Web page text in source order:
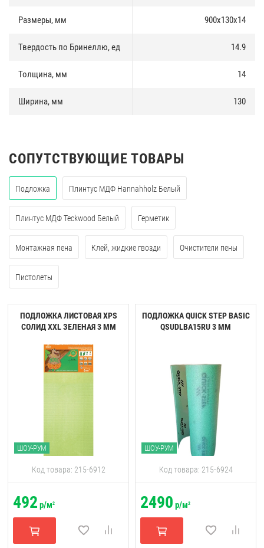
Размеры, мм 900х130х14
Твердость по Бринеллю, ед 14.9
Толщина, мм 14
Ширина, мм 130
СОПУТСТВУЮЩИЕ ТОВАРЫ
Подложка Плинтус МДФ Hannahholz Белый
Плинтус МДФ Teckwood Белый Герметик
Монтажная пена Клей, жидкие гвозди Очистители пены
Пистолеты
ПОДЛОЖКА ЛИСТОВАЯ XPS
СОЛИД XXL ЗЕЛЕНАЯ 3 ММ
ШОУ-РУМ
Код товара: 215-6912
492 р/м2
ПОДЛОЖКА QUICK STEP BASIC
QSUDLBA15RU 3 ММ
ШОУ-РУМ
Код товара: 215-6924
2490 р/м2